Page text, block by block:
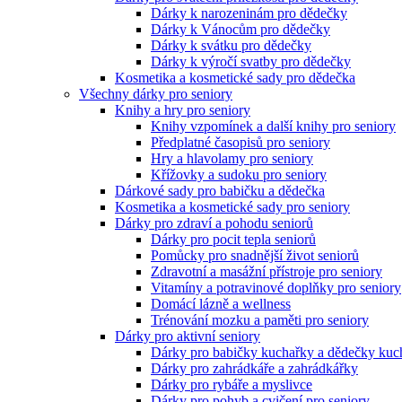
Dárky k narozeninám pro dědečky
Dárky k Vánocům pro dědečky
Dárky k svátku pro dědečky
Dárky k výročí svatby pro dědečky
Kosmetika a kosmetické sady pro dědečka
Všechny dárky pro seniory
Knihy a hry pro seniory
Knihy vzpomínek a další knihy pro seniory
Předplatné časopisů pro seniory
Hry a hlavolamy pro seniory
Křížovky a sudoku pro seniory
Dárkové sady pro babičku a dědečka
Kosmetika a kosmetické sady pro seniory
Dárky pro zdraví a pohodu seniorů
Dárky pro pocit tepla seniorů
Pomůcky pro snadnější život seniorů
Zdravotní a masážní přístroje pro seniory
Vitamíny a potravinové doplňky pro seniory
Domácí lázně a wellness
Trénování mozku a paměti pro seniory
Dárky pro aktivní seniory
Dárky pro babičky kuchařky a dědečky
Dárky pro zahrádkáře a zahrádkářky
Dárky pro rybáře a myslivce